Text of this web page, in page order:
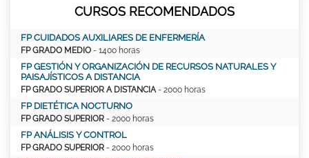
CURSOS RECOMENDADOS
FP CUIDADOS AUXILIARES DE ENFERMERÍA
FP GRADO MEDIO - 1400 horas
FP GESTIÓN Y ORGANIZACIÓN DE RECURSOS NATURALES Y
PAISAJÍSTICOS A DISTANCIA
FP GRADO SUPERIOR A DISTANCIA- 2000 horas
FP DIETÉTICA NOCTURNO
FP GRADO SUPERIOR - 2000 horas
FP ANÁLISIS Y CONTROL
FP GRADO SUPERIOR - 2000 horas